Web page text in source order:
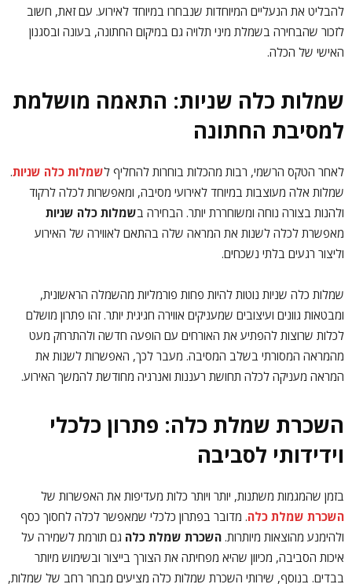
להבליט את הנעליים המיוחדות שנבחרו במיוחד לאירוע. עם זאת, חשוב
לזכור שהבחירה בשמלת מיני תלויה גם במיקום החתונה, בעונה ובסגנון
האישי של הכלה.
שמלות כלה שניות: התאמה מושלמת
למסיבת החתונה
לאחר הטקס הרשמי, רבות מהכלות בוחרות להחליף לשמלות כלה שניות.
שמלות אלה מעוצבות במיוחד לאירועי מסיבה, ומאפשרות לכלה לרקוד
ולהנות בצורה נוחה ומשוחררת יותר. הבחירה בשמלות כלה שניות
מאפשרת לכלה לשנות את המראה שלה בהתאם לאווירה של האירוע
וליצור רגעים בלתי נשכחים.
שמלות כלה שניות נוטות להיות פחות פורמליות מהשמלה הראשונית,
ומבטאות גוונים ועיצובים שמעניקים אווירה חגיגית יותר. זהו פתרון מושלם
לכלות שרוצות להפתיע את האורחים עם הופעה חדשה ולהתרחק מעט
מהמראה המסורתי בשלב המסיבה. מעבר לכך, האפשרות לשנות את
המראה מעניקה לכלה תחושת רעננות ואנרגיה מחודשת להמשך האירוע.
השכרת שמלת כלה: פתרון כלכלי
וידידותי לסביבה
בזמן שהמגמות משתנות, יותר ויותר כלות מעדיפות את האפשרות של
השכרת שמלת כלה. מדובר בפתרון כלכלי שמאפשר לכלה לחסוך כסף
ולהימנע מהוצאות מיותרות. השכרת שמלת כלה גם תורמת לשמירה על
איכות הסביבה, מכיוון שהיא מפחיתה את הצורך בייצור ובשימוש מיותר
בבדים. בנוסף, שירותי השכרת שמלות כלה מציעים מבחר רחב של שמלות,